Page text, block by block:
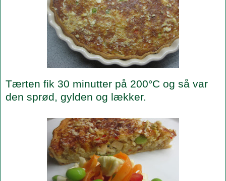
Tærten fik 30 minutter på 200°C og så var
den sprød, gylden og lækker.